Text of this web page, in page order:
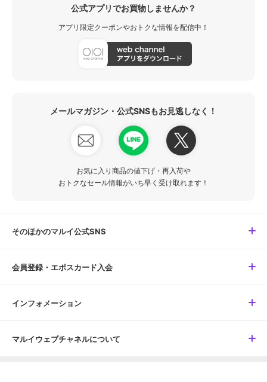
公式アプリでお買物しませんか？
アプリ限定クーポンやおトクな情報を配信中！
メールマガジン・公式SNSもお見逃しなく！
お気に入り商品の値下げ・再入荷や
おトクなセール情報がいち早く受け取れます！
そのほかのマルイ公式SNS
会員登録・エポスカード入会
インフォメーション
マルイウェブチャネルについて